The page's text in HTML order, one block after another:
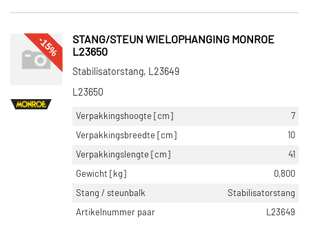
-15%
STANG/STEUN WIELOPHANGING MONROE
L23650
Stabilisatorstang, L23649
L23650
Verpakkingshoogte [cm]
7
Verpakkingsbreedte [cm]
10
Verpakkingslengte [cm]
41
Gewicht [kg]
0,800
Stang / steunbalk
Stabilisatorstang
Artikelnummer paar
L23649